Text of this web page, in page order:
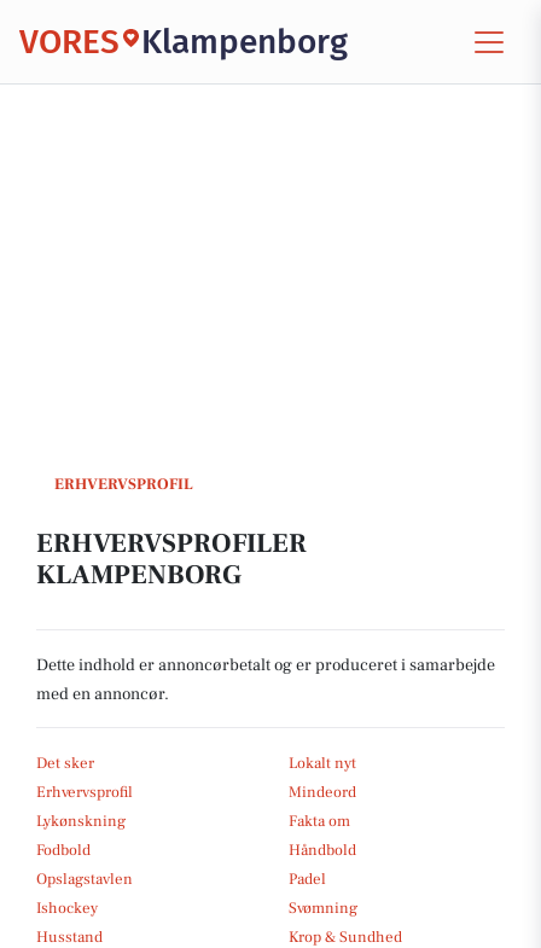
VORES Klampenborg
ERHVERVSPROFIL
ERHVERVSPROFILER
KLAMPENBORG
Dette indhold er annoncørbetalt og er produceret i samarbejde
med en annoncør.
Det sker
Lokalt nyt
Erhvervsprofil
Mindeord
Lykønskning
Fakta om
Fodbold
Håndbold
Opslagstavlen
Padel
Ishockey
Svømning
Husstand
Krop & Sundhed